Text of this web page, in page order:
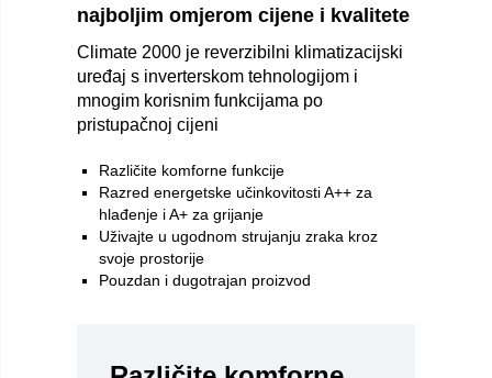
najboljim omjerom cijene i kvalitete
Climate 2000 je reverzibilni klimatizacijski
uređaj s inverterskom tehnologijom i
mnogim korisnim funkcijama po
pristupačnoj cijeni
Različite komforne funkcije
Razred energetske učinkovitosti A++ za
hlađenje i A+ za grijanje
Uživajte u ugodnom strujanju zraka kroz
svoje prostorije
Pouzdan i dugotrajan proizvod